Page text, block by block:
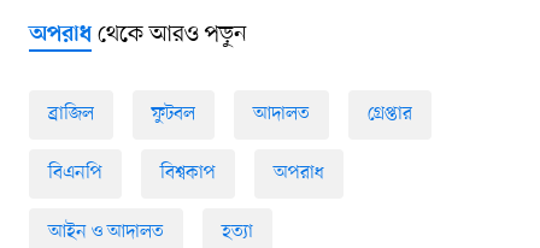
অপরাধথেকে আরও পড়ুন
ব্রাজিল ফুটবল আদালত গ্রেপ্তার
বিএনপি বিশ্বকাপ অপরাধ
আইন ও আদালত হত্যা